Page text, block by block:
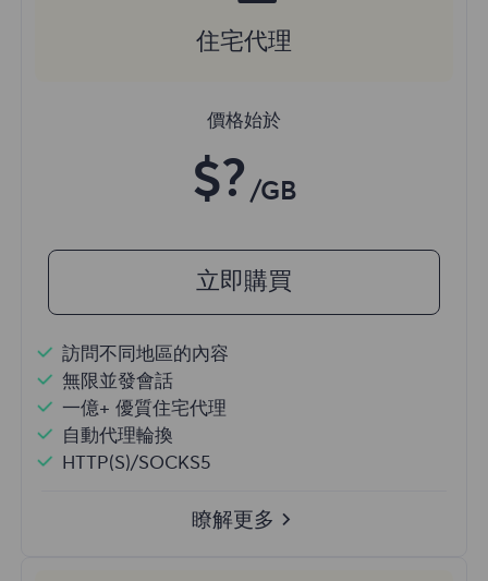
住宅代理
價格始於
$? /GB
立即購買
訪問不同地區的內容
無限並發會話
一億+ 優質住宅代理
自動代理輪換
HTTP(S)/SOCKS5
瞭解更多